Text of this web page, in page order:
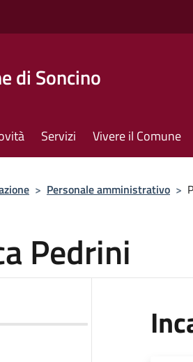
di Soncino
Servizi Vivere il Comune
> Personale amministrativo >
Pedrini